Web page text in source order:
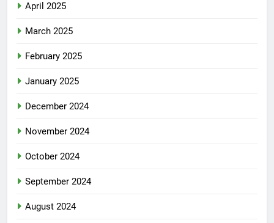
April 2025
March 2025
February 2025
January 2025
December 2024
November 2024
October 2024
September 2024
August 2024